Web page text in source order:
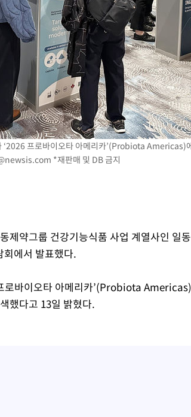
속[내일날씨]
일 재개
무역적자 있어"
수수색에 '충격·당황'
포 순간 '40도'
중요임무종사 혐의
마감
6296.38 마감
마감
달 충돌 흔적 포착
‘2026 프로바이오타 아메리카’(Probiota Americas)
*재판매 및 DB 금지
제약그룹 건강기능식품 사업 계열사인 일
회에서 발표했다.
로바이오타 아메리카’(Probiota
했다고 13일 밝혔다.